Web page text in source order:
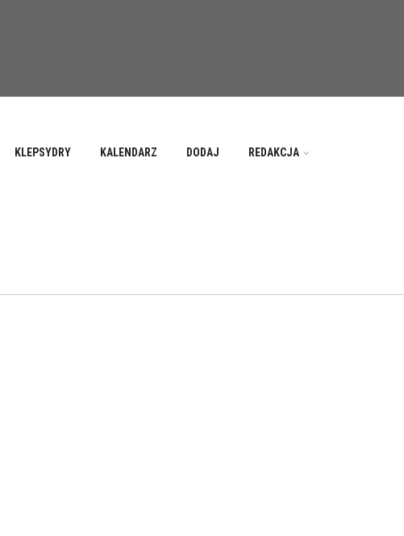
KLEPSYDRY KALENDARZ DODAJ REDAKCJA